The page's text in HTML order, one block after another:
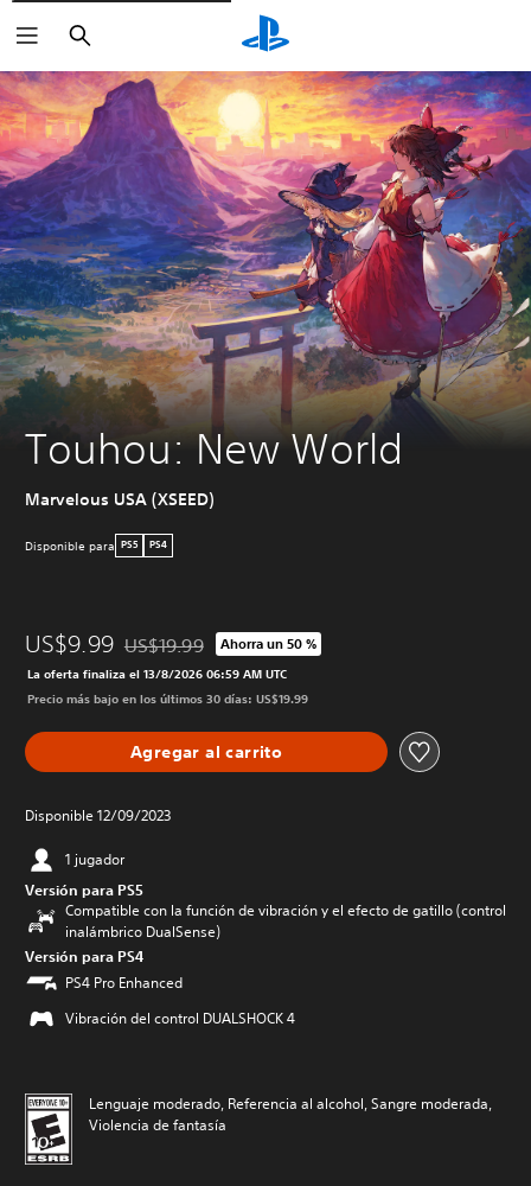
Buscar
Touhou: New World
Marvelous USA (XSEED)
Disponible para PS5 PS4
US$9.99 Rebajado del precio original de US$19.99
US$19.99 Ahorra un 50 %
La oferta finaliza el 13/8/2026 06:59 AM UTC
Precio más bajo en los últimos 30 días: US$19.99
Agregar al carrito
Disponible 12/09/2023
1 jugador
Versión para PS5
Compatible con la función de vibración y el efecto de gatillo (control
inalámbrico DualSense)
Versión para PS4
PS4 Pro Enhanced
Vibración del control DUALSHOCK 4
Lenguaje moderado, Referencia al alcohol, Sangre moderada,
Violencia de fantasía